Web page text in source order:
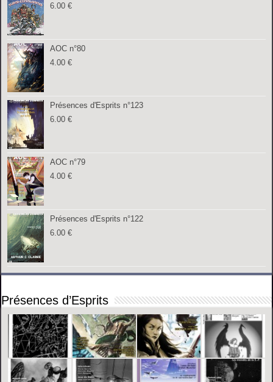
6.00€
AOC n°80
4.00€
Présences d'Esprits n°123
6.00€
AOC n°79
4.00€
Présences d'Esprits n°122
6.00€
Présences d’Esprits